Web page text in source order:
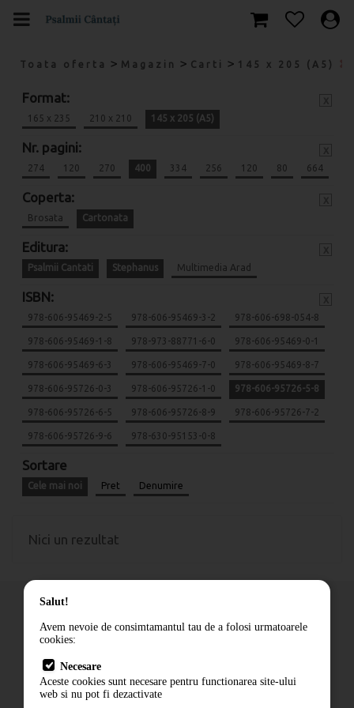
Toata oferta > Magazin > Carti > 145 x 205 (A5)
Format:
165 x 235 210 x 210 145 x 205 (A5)
Nr. pagini:
274 120 270 400 334 256 120 80 664
Coperta:
Brosata Cartonata
Editura:
Psalmii Cantati Stephanus Multimedia Arad
ISBN:
978-606-95469-2-5 978-606-95469-3-2 978-606-698-054-8
978-606-95469-1-8 978-973-88771-6-0 978-606-95469-0-1
978-606-95469-6-3 978-606-95469-7-0 978-606-95469-8-7
978-606-95726-0-3 978-606-95726-1-0 978-606-95726-5-8
978-606-95726-6-5 978-606-95726-8-9 978-606-95726-7-2
978-606-95726-9-6 978-630-95153-0-8
Sortare
Cele mai noi Pret Denumire
Nici un rezultat
Cum comand
Livrare
Contact
Salut!
Avem nevoie de consimtamantul tau de a folosi urmatoarele
cookies:
Necesare
Aceste cookies sunt necesare pentru functionarea site-ului
web si nu pot fi dezactivate